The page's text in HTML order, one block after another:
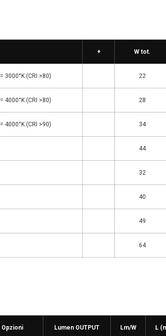
+ W tot.
= 3000°K (CRI >80) 22
= 4000°K (CRI >80) 28
= 4000°K (CRI >90) 34
44
32
40
49
64
Opzioni Lumen OUTPUT Lm/W L